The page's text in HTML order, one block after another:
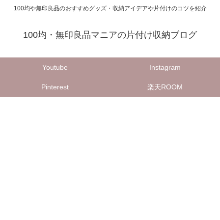
100均や無印良品のおすすめグッズ・収納アイデアや片付けのコツを紹介
100均・無印良品マニアの片付け収納ブログ
Youtube Instagram
Pinterest 楽天ROOM